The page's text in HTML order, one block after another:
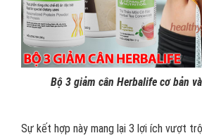
Bộ 3 giảm cân Herbalife cơ bản
Sự kết hợp này mang lại 3 lợi ích vượt